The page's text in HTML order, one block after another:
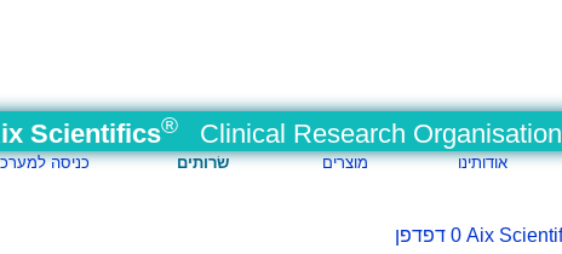
Scientifics® Clinical Research Organisation
אודותינו מוצרים שׂרותים כניסה
0 דפדפן